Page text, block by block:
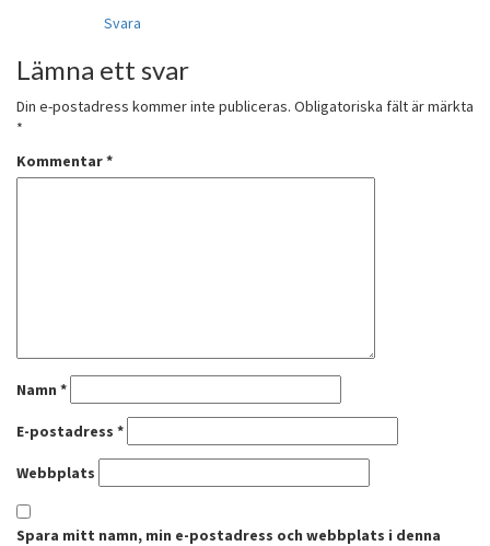
Svara
Lämna ett svar
Din e-postadress kommer inte publiceras. Obligatoriska fält är märkta
*
Kommentar*
Namn *
E-postadress *
Webbplats
Spara mitt namn, min e-postadress och webbplats i denna